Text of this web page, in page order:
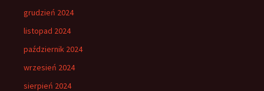
grudzień 2024
listopad 2024
październik 2024
wrzesień 2024
sierpień 2024